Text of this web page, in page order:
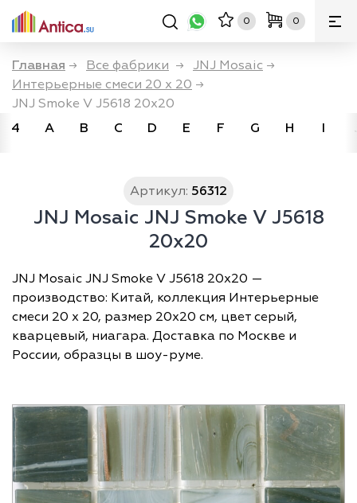
0 0
Главная → Все фабрики → JNJ Mosaic →
Интерьерные смеси 20 х 20 →
JNJ Smoke V J5618 20x20
4
A B C D E F G H I
Артикул: 56312
JNJ Mosaic JNJ Smoke V J5618
20x20
JNJ Mosaic JNJ Smoke V J5618 20x20 —
производство: Китай, коллекция Интерьерные
смеси 20 х 20, размер 20х20 см, цвет серый,
кварцевый, ниагара. Доставка по Москве и
России, образцы в шоу-руме.